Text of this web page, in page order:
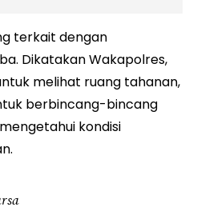
terkait dengan
Dikatakan Wakapolres,
melihat ruang tahanan,
berbincang-bincang
kondisi